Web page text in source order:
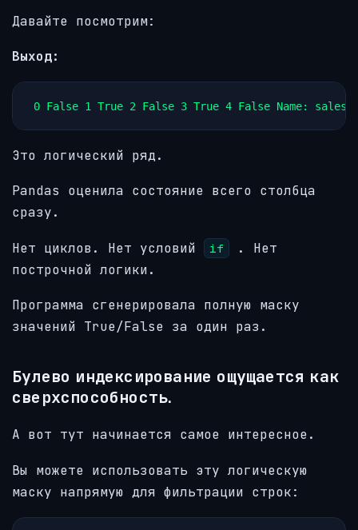
Давайте посмотрим:
Выход:
0 False 1 True 2 False 3 True 4 False Name:
Это логический ряд.
Pandas оценила состояние всего столбца
сразу.
Нет циклов. Нет условий if
. Нет
построчной логики.
Программа сгенерировала полную маску
значений True/False за один раз.
Булево индексирование ощущается как
сверхспособность.
А вот тут начинается самое интересное.
Вы можете использовать эту логическую
маску напрямую для фильтрации строк: